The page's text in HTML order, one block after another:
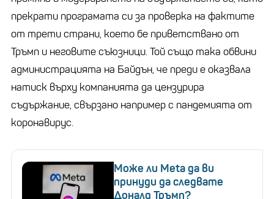
прекрати програмата си за проверка на фактите
от трети страни, което бе приветствано от
Тръмп и неговите съюзници. Той също така обвини
администрацията на Байдън, че преди е оказвала
натиск върху компанията да цензурира
съдържание, свързано например с пандемията от
коронавирус.
Може ли Meta да ви
принуди да следвате
Доналд Тръмп?